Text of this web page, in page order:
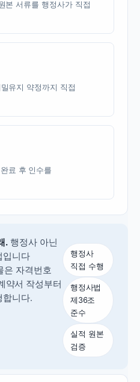
본 서류를 행정사가 직접
유지 약정까지 직접
료 후 인수를
. 행정사 아닌
입니다
은 자격번호
약서 작성부터
합니다.
행정사
직접 수행
행정사법
제36조
준수
실적 원본
검증